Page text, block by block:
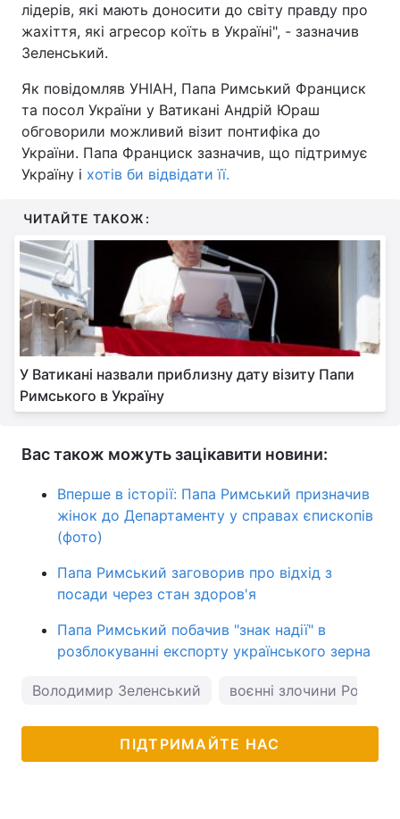
Тема оформлення
лідерів, які мають доносити до світу правду про
жахіття, які агресор коїть в Україні", - зазначив
Зеленський.
Як повідомляв УНІАН, Папа Римський Франциск
та посол України у Ватикані Андрій Юраш
обговорили можливий візит понтифіка до
України. Папа Франциск зазначив, що підтримує
Україну і хотів би відвідати її.
ЧИТАЙТЕ ТАКОЖ:
У Ватикані назвали приблизну дату візиту Папи
Римського в Україну
Вас також можуть зацікавити новини:
Вперше в історії: Папа Римський призначив
жінок до Департаменту у справах єпископів
(фото)
Папа Римський заговорив про відхід з
посади через стан здоров'я
Папа Римський побачив "знак надії" в
розблокуванні експорту українського зерна
Володимир Зеленський воєнні злочини Росії
ПІДТРИМАЙТЕ НАС